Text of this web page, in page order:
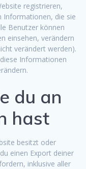
registrieren,
Informationen, die sie
Benutzer können
einsehen, verändern
verändert werden).
Informationen
du an
hast
besitzt oder
einen Export deiner
inklusive aller